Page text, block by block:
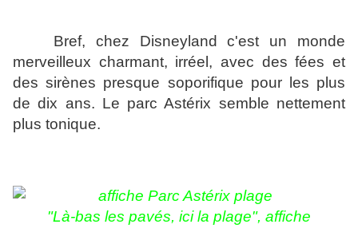
Bref, chez Disneyland c'est un monde
merveilleux charmant, irréel, avec des fées et
des sirènes presque soporifique pour les plus
de dix ans. Le parc Astérix semble nettement
plus tonique.
"Là-bas les pavés, ici la plage", affiche